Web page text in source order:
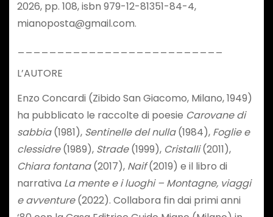
2026, pp. 108, isbn 979-12-81351-84-4,
mianoposta@gmail.com.
L’AUTORE
Enzo Concardi (Zibido San Giacomo, Milano, 1949)
ha pubblicato le raccolte di poesie Carovane di
sabbia(1981), Sentinelle del nulla(1984), Foglie e
clessidre(1989), Strade(1999), Cristalli(2011),
Chiara fontana(2017), Naif(2019) e il libro di
narrativa La mente e i luoghi – Montagne, viaggi
e avventure(2022). Collabora fin dai primi anni